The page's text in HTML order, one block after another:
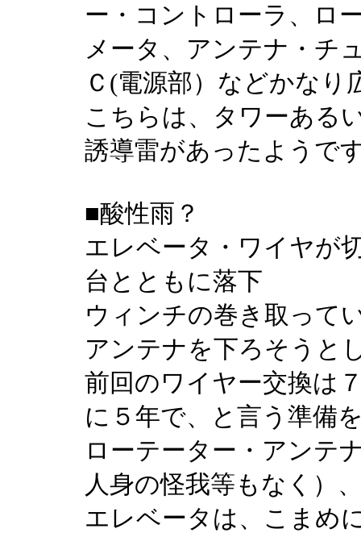
ー・コントローラ、ロ
メータ、アンテナ・チ
Ｃ(電源部）などかな
こちらは、タワーある
誘導雷があったようで
■酸性雨？
エレベータ・ワイヤが
台とともに落下
ウィンチの巻き取って
アンテナを下ろそうと
前回のワイヤー交換は
に５年で、と言う準備
ローテーター・アンテ
人身の怪我等もなく）
エレベータは、こまめ